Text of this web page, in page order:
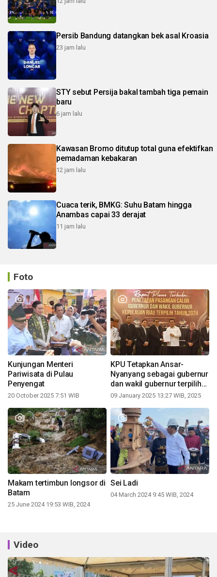
Persib Bandung datangkan bek asal Kroasia
23 jam lalu
STY sebut Persija bakal tambah tiga pemain
baru
6 jam lalu
Kawasan Bromo ditutup total guna efektifkan
pemadaman kebakaran
12 jam lalu
Cuaca terik, BMKG: Suhu Batam hingga
Anambas capai 33 derajat
11 jam lalu
Foto
Kunjungan Menteri
Pariwisata di Pulau
Penyengat
20 October 2025 7:51 WIB
KPU Tetapkan Ansar-
Nyanyang sebagai gubernur
dan wakil gubernur terpilih
periode 2025-2030
09 January 2025 13:27 WIB, 2025
Makam tertimbun longsor di
Batam
25 June 2024 19:53 WIB, 2024
Sei Ladi
04 March 2024 9:45 WIB, 2024
Video